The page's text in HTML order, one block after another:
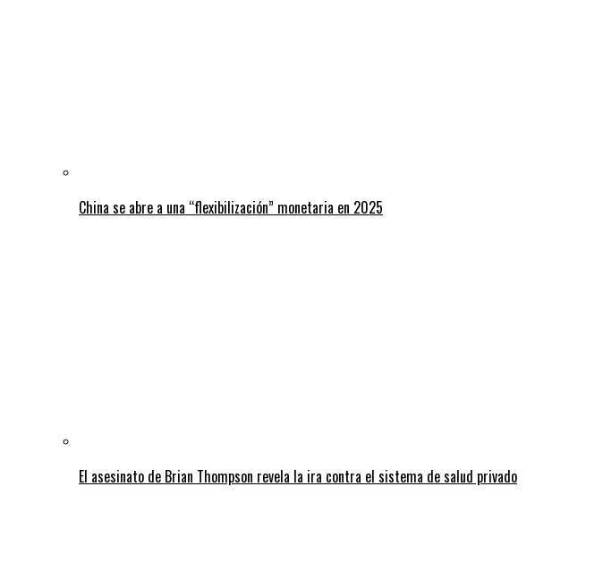
China se abre a una “flexibilización” monetaria en 2025
El asesinato de Brian Thompson revela la ira contra el sistema de salud privado